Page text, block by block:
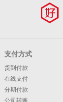
支付方式
货到付款
在线支付
分期付款
公司转账